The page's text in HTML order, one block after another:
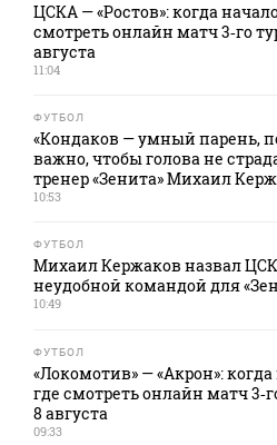
ЦСКА — «Ростов»: когда
смотреть онлайн матч 3‑го
августа
11:04
ФУТБОЛ
«Кондаков — умный парень,
важно, чтобы голова не
тренер «Зенита» Михаил
10:53
ФУТБОЛ
Михаил Кержаков назвал
неудобной командой для
10:49
ФУТБОЛ
«Локомотив» — «Акрон»:
где смотреть онлайн матч
8 августа
09:33